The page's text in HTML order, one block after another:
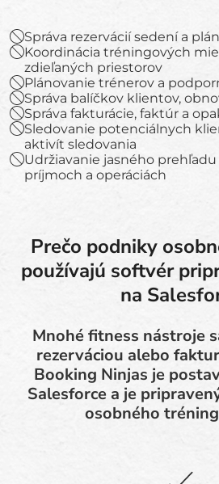
Správa rezervácií sedení a
Koordinácia tréningových
zdieľaných priestorov
Plánovanie trénerov a
Správa balíčkov klientov,
Správa fakturácie, faktúr a
Sledovanie potenciálnych
aktivít sledovania
Udržiavanie jasného
príjmoch a operáciách
Prečo podniky
používajú softvér
na
Mnohé fitness nástroje
rezerváciou alebo
Booking Ninjas je
Salesforce a je
osobného